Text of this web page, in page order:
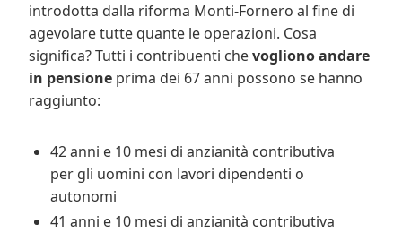
introdotta dalla riforma Monti-Fornero al fine di
agevolare tutte quante le operazioni. Cosa
significa? Tutti i contribuenti chevogliono andare
in pensione prima dei 67 anni possono se hanno
raggiunto:
42 anni e 10 mesi di anzianità contributiva
per gli uomini con lavori dipendenti o
autonomi
41 anni e 10 mesi di anzianità contributiva